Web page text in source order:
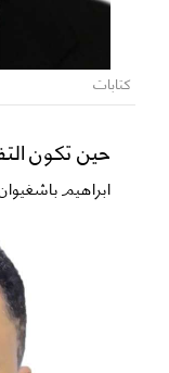
كتابات
حين تكون
ابراهيم